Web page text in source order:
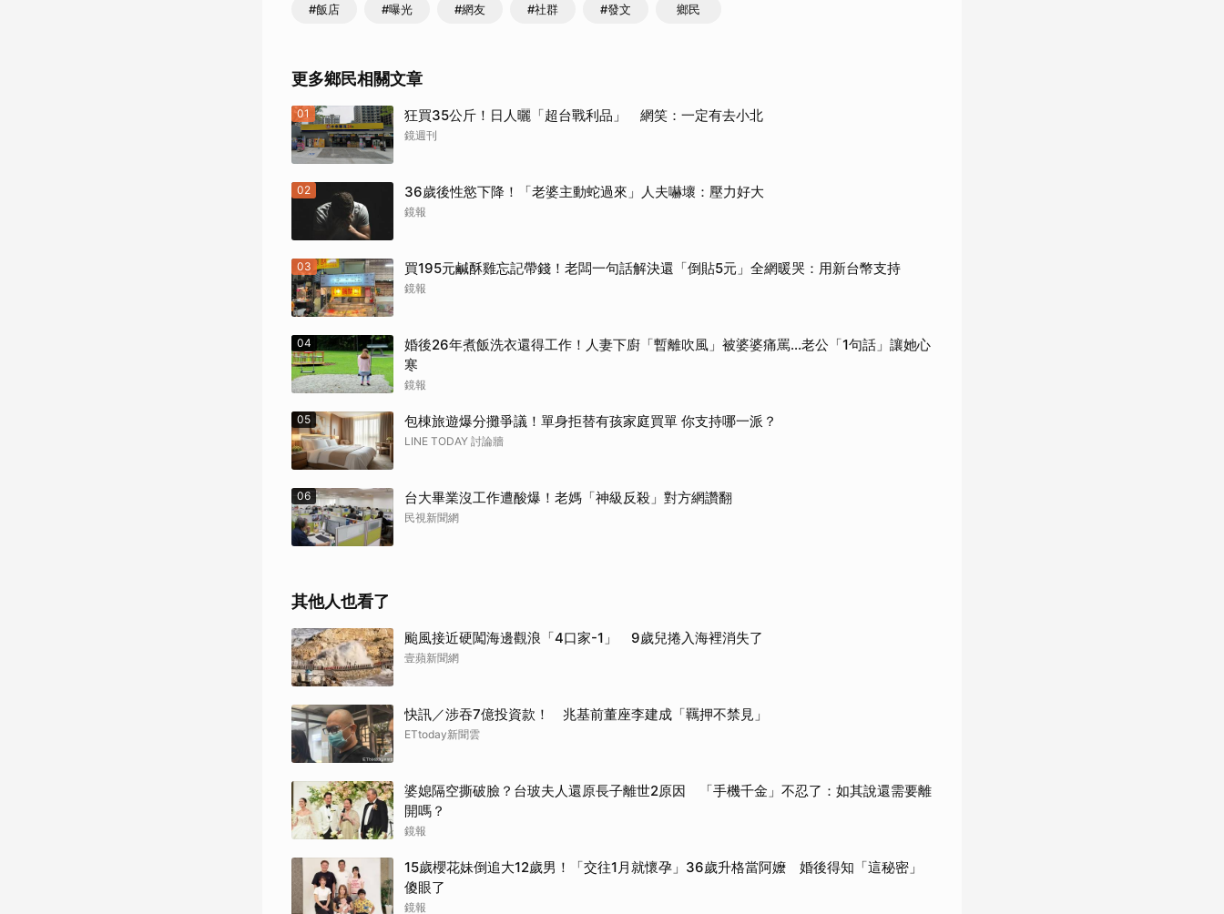
#飯店 #曝光 #網友 #社群 #發文 鄉民
更多鄉民相關文章
01 狂買35公斤！日人曬「超台戰利品」 網笑：一定有去小北
鏡週刊
02 36歲後性慾下降！「老婆主動蛇過來」人夫嚇壞：壓力好大
鏡報
03 買195元鹹酥雞忘記帶錢！老闆一句話解決還「倒貼5元」全網暖哭：用新台幣支持
鏡報
04
婚後26年煮飯洗衣還得工作！人妻下廚「暫離吹風」被婆婆痛罵…老公「1句話」讓她心
寒
鏡報
05 包棟旅遊爆分攤爭議！單身拒替有孩家庭買單 你支持哪一派？
LINE TODAY 討論牆
06 台大畢業沒工作遭酸爆！老媽「神級反殺」對方網讚翻
民視新聞網
其他人也看了
颱風接近硬闖海邊觀浪「4口家-1」 9歲兒捲入海裡消失了
壹蘋新聞網
快訊／涉吞7億投資款！ 兆基前董座李建成「羈押不禁見」
ETtoday新聞雲
婆媳隔空撕破臉？台玻夫人還原長子離世2原因 「手機千金」不忍了：如其說還需要離
開嗎？
鏡報
15歲櫻花妹倒追大12歲男！「交往1月就懷孕」36歲升格當阿嬤 婚後得知「這秘密」
傻眼了
鏡報